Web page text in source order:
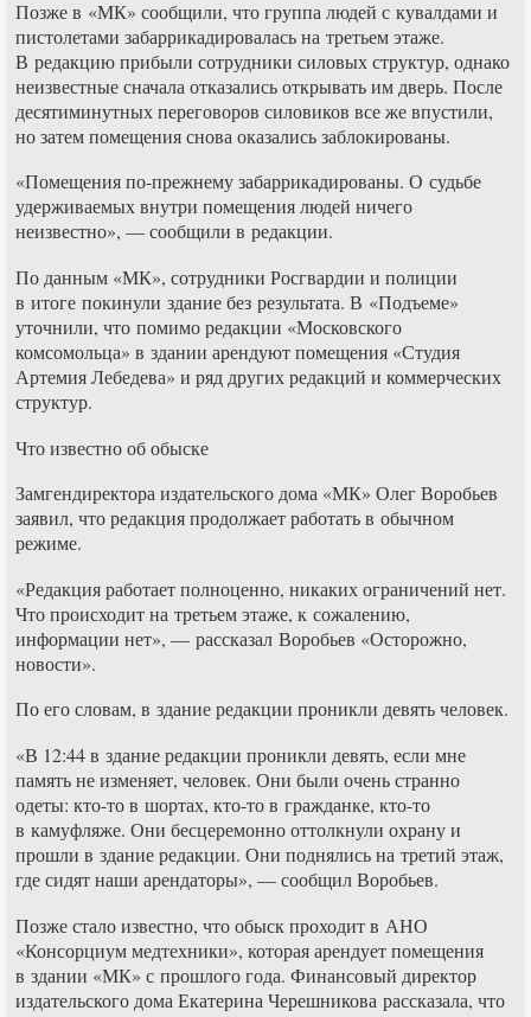
Позже в «МК» сообщили, что группа людей с кувалдами и
пистолетами забаррикадировалась на третьем этаже.
В редакцию прибыли сотрудники силовых структур, однако
неизвестные сначала отказались открывать им дверь. После
десятиминутных переговоров силовиков все же впустили,
но затем помещения снова оказались заблокированы.
«Помещения по-прежнему забаррикадированы. О судьбе
удерживаемых внутри помещения людей ничего
неизвестно», — сообщили в редакции.
По данным «МК», сотрудники Росгвардии и полиции
в итоге покинули здание без результата. В «Подъеме»
уточнили, что помимо редакции «Московского
комсомольца» в здании арендуют помещения «Студия
Артемия Лебедева» и ряд других редакций и коммерческих
структур.
Что известно об обыске
Замгендиректора издательского дома «МК» Олег Воробьев
заявил, что редакция продолжает работать в обычном
режиме.
«Редакция работает полноценно, никаких ограничений нет.
Что происходит на третьем этаже, к сожалению,
информации нет», — рассказал Воробьев «Осторожно,
новости».
По его словам, в здание редакции проникли девять человек.
«В 12:44 в здание редакции проникли девять, если мне
память не изменяет, человек. Они были очень странно
одеты: кто-то в шортах, кто-то в гражданке, кто-то
в камуфляже. Они бесцеремонно оттолкнули охрану и
прошли в здание редакции. Они поднялись на третий этаж,
где сидят наши арендаторы», — сообщил Воробьев.
Позже стало известно, что обыск проходит в АНО
«Консорциум медтехники», которая арендует помещения
в здании «МК» с прошлого года. Финансовый директор
издательского дома Екатерина Черешникова рассказала, что